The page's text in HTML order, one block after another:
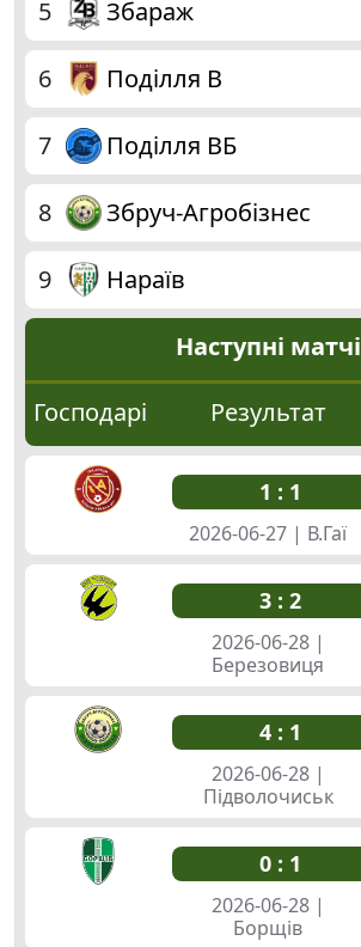
5 Збараж
6 Поділля В
7 Поділля ВБ
8 Збруч-Агробізнес
9 Нараїв
Наступні матчі
Господарі Результат
1 : 1
2026-06-27 | В.Гаї
3 : 2
2026-06-28 |
Березовиця
4 : 1
2026-06-28 |
Підволочиськ
0 : 1
2026-06-28 |
Борщів